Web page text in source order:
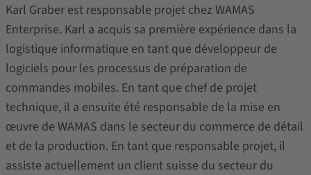
Karl Graber est responsable projet chez WAMAS
Enterprise. Karl a acquis sa première expérience dans la
logistique informatique en tant que développeur de
logiciels pour les processus de préparation de
commandes mobiles. En tant que chef de projet
technique, il a ensuite été responsable de la mise en
œuvre de WAMAS dans le secteur du commerce de détail
et de la production. En tant que responsable projet, il
assiste actuellement un client suisse du secteur du